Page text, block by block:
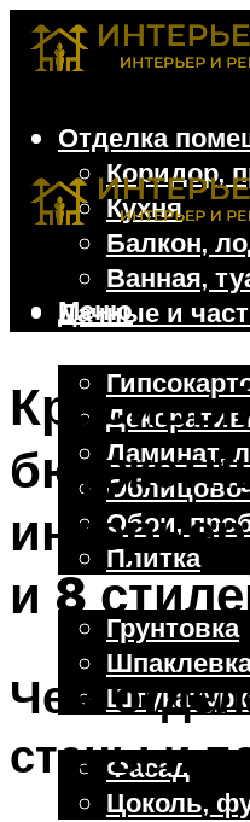
Отделка
Коридор,
Кухня
Балкон,
Ванная,
Дачные и
Ламинат,
Обои,
Плитка
Отделочные
Грунтовка
Внешняя
Фасад
Цоколь,
Меню
и 8
Чем
стены и